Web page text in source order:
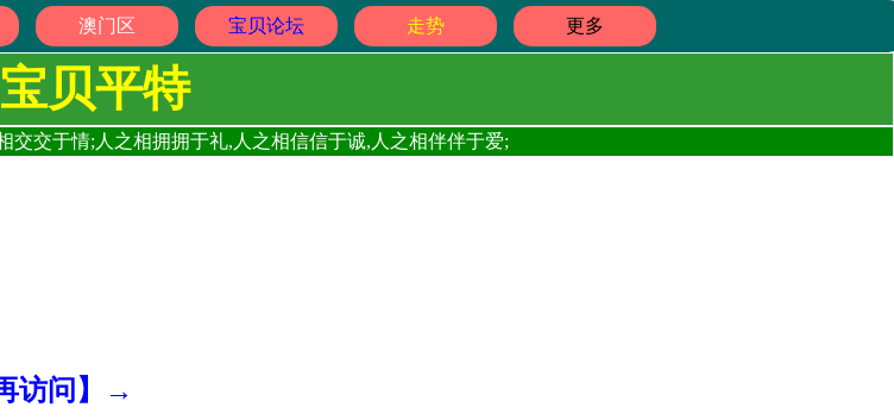
澳门区 宝贝论坛 走势 更多
宝贝平特
交交于情;人之相拥拥于礼,人之相信信于诚,人之相伴伴于爱;
访问】→